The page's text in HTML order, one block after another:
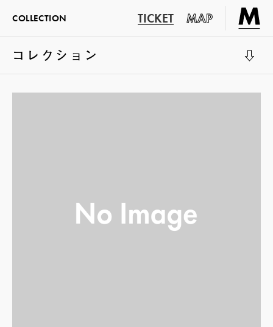
COLLECTION TICKET MAP
コレクション
展示室1